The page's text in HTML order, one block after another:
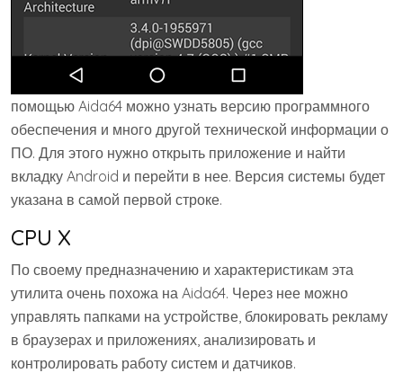
помощью Aida64 можно узнать версию программного
обеспечения и много другой технической информации о
ПО. Для этого нужно открыть приложение и найти
вкладку Android и перейти в нее. Версия системы будет
указана в самой первой строке.
CPU X
По своему предназначению и характеристикам эта
утилита очень похожа на Aida64. Через нее можно
управлять папками на устройстве, блокировать рекламу
в браузерах и приложениях, анализировать и
контролировать работу систем и датчиков.